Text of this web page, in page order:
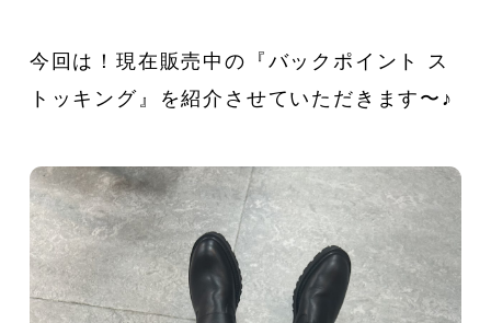
今回は！現在販売中の『バックポイント ス
トッキング』を紹介させていただきます〜♪